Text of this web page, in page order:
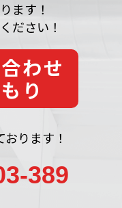
ます！
ださい！
わせ
り
ります！
389